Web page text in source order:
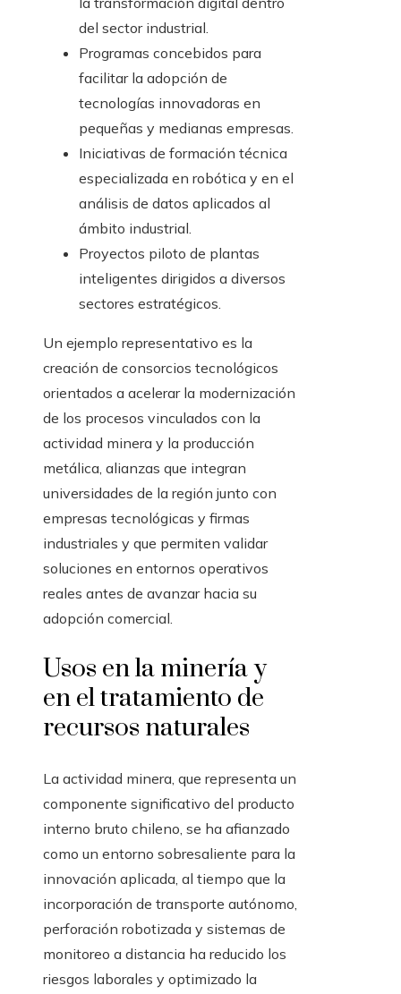
del sector industrial.
Programas concebidos para
facilitar la adopción de
tecnologías innovadoras en
pequeñas y medianas empresas.
Iniciativas de formación técnica
especializada en robótica y en el
análisis de datos aplicados al
ámbito industrial.
Proyectos piloto de plantas
inteligentes dirigidos a diversos
sectores estratégicos.
Un ejemplo representativo es la
creación de consorcios tecnológicos
orientados a acelerar la modernización
de los procesos vinculados con la
actividad minera y la producción
metálica, alianzas que integran
universidades de la región junto con
empresas tecnológicas y firmas
industriales y que permiten validar
soluciones en entornos operativos
reales antes de avanzar hacia su
adopción comercial.
Usos en la minería y
en el tratamiento de
recursos naturales
La actividad minera, que representa un
componente significativo del producto
interno bruto chileno, se ha afianzado
como un entorno sobresaliente para la
innovación aplicada, al tiempo que la
incorporación de transporte autónomo,
perforación robotizada y sistemas de
monitoreo a distancia ha reducido los
riesgos laborales y optimizado la